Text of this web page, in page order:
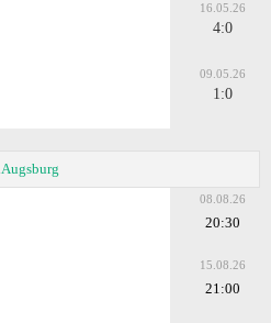
16.05.26
4:0
09.05.26
1:0
Augsburg
08.08.26
20:30
15.08.26
21:00